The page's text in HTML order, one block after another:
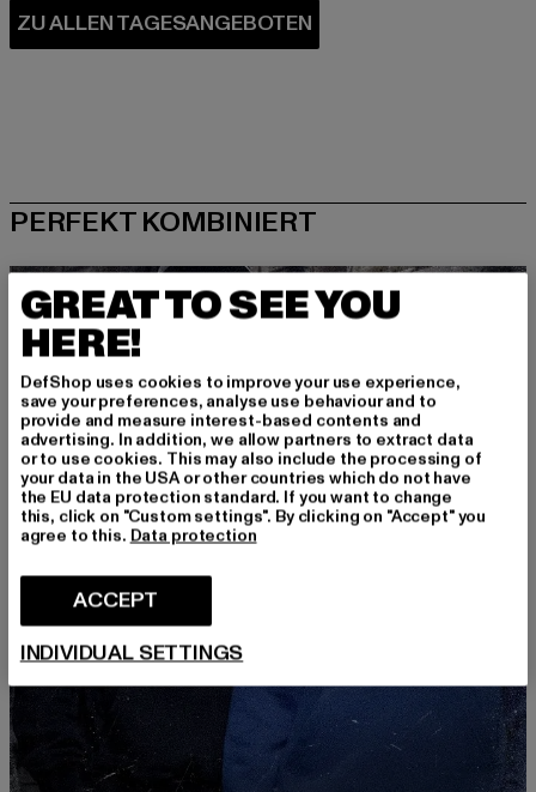
PERFEKT KOMBINIERT
GREAT TO SEE YOU
HERE!
DefShop uses cookies to improve your use experience,
save your preferences, analyse use behaviour and to
provide and measure interest-based contents and
advertising. In addition, we allow partners to extract data
or to use cookies. This may also include the processing of
your data in the USA or other countries which do not have
the EU data protection standard. If you want to change
this, click on "Custom settings". By clicking on "Accept" you
agree to this. Data protection
ACCEPT
INDIVIDUAL SETTINGS